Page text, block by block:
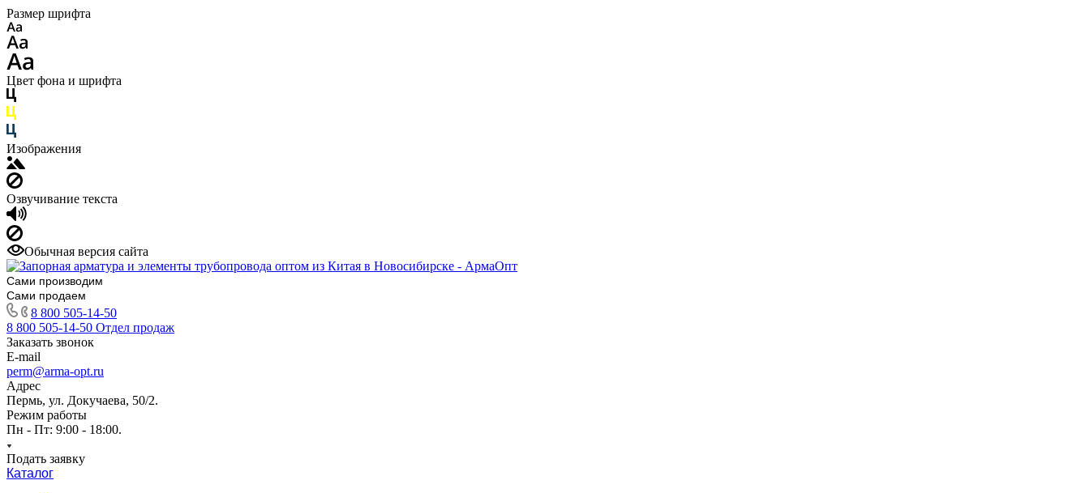
Размер шрифта
Цвет фона и шрифта
Изображения
Озвучивание текста
Обычная версия сайта
Сами производим
Сами продаем
8 800 505-14-50
8 800 505-14-50 Отдел продаж
Заказать звонок
E-mail
perm@arma-opt.ru
Адрес
Пермь, ул. Докучаева, 50/2.
Режим работы
Пн - Пт: 9:00 - 18:00.
Подать заявку
Каталог